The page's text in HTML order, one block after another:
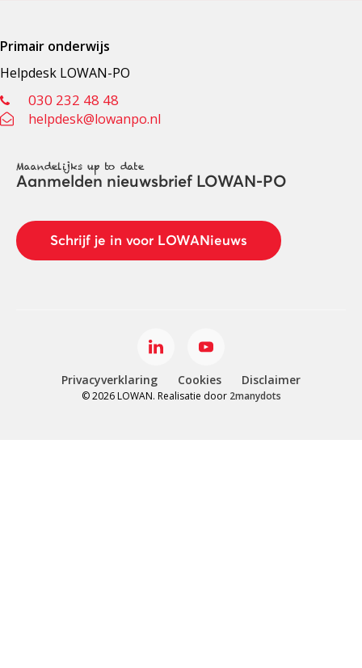
Primair onderwijs
Helpdesk LOWAN-PO
030 232 48 48
helpdesk@lowanpo.nl
Maandelijks up to date
Aanmelden nieuwsbrief LOWAN-PO
Schrijf je in voor LOWANieuws
© 2026 LOWAN. Realisatie door 2manydots
Privacyverklaring Cookies Disclaimer